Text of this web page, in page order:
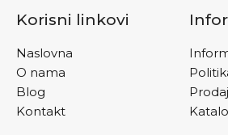
Korisni linkovi
Naslovna
O nama
Blog
Kontakt